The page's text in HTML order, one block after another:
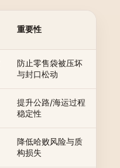
重要性
防止零售袋被压坏
与封口松动
提升公路/海运过程
稳定性
降低哈败风险与质
构损失